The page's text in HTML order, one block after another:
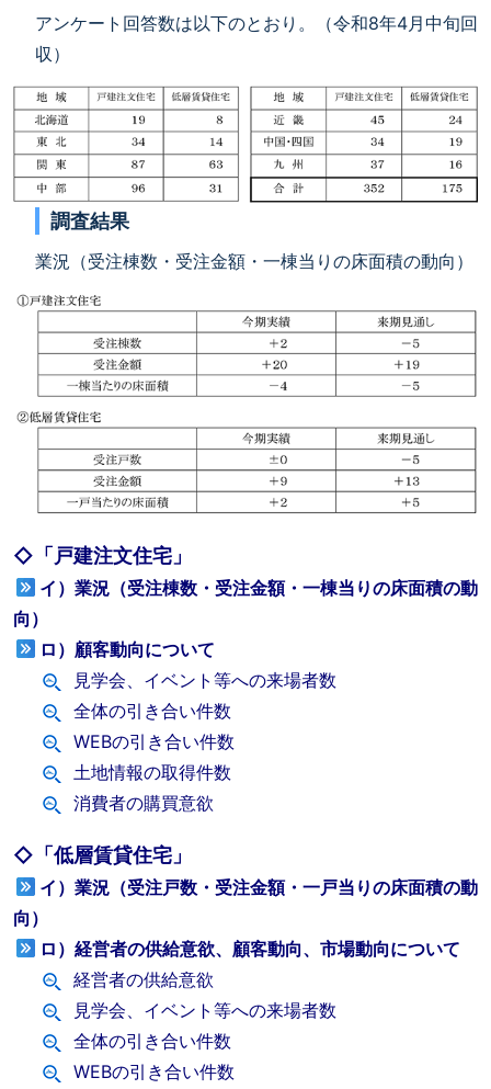
アンケート回答数は以下のとおり。（令和8年4月中旬回
収）
調査結果
業況（受注棟数・受注金額・一棟当りの床面積の動向）
◇「戸建注文住宅」
イ）業況（受注棟数・受注金額・一棟当りの床面積の動
向）
ロ）顧客動向について
見学会、イベント等への来場者数
全体の引き合い件数
WEBの引き合い件数
土地情報の取得件数
消費者の購買意欲
◇「低層賃貸住宅」
イ）業況（受注戸数・受注金額・一戸当りの床面積の動
向）
ロ）経営者の供給意欲、顧客動向、市場動向について
経営者の供給意欲
見学会、イベント等への来場者数
全体の引き合い件数
WEBの引き合い件数